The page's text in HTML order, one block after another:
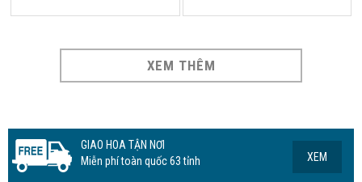
XEM THÊM
GIAO HOA TẬN NƠI
Miễn phí toàn quốc 63 tỉnh
XEM